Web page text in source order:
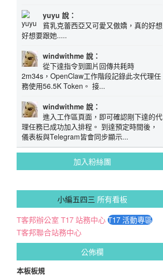
yuyu 說：
貧乳克蕾西亞又可愛又傲嬌，真的好想
好想要跟她.....
windwithme 說：
從下達指令到圖片回傳共耗時
2m34s，OpenClaw工作階段記錄此次代理任
務使用56.5K Token。 接...
windwithme 說：
進入工作區頁面，即可確認剛下達的代
理任務已成功加入排程。 到達預定時間後，
儀表板與Telegram皆會同步顯示...
加入粉絲團
小編五四三 所有看板
T客邦辦公室 T17 站務中心T17 活動專區
T客邦聯合站務中心
公佈欄
本板板規